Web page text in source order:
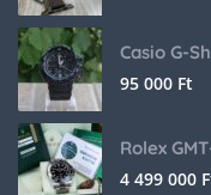
Casio G-
95 000 Ft
Rolex
4 499 000